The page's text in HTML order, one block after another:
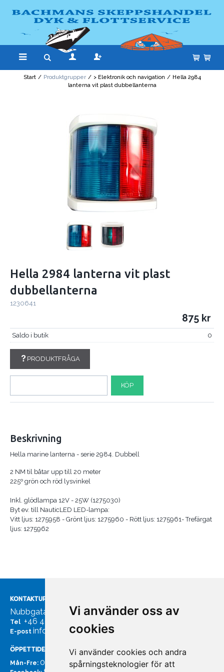
Vi använder oss av
cookies
Vi använder cookies och andra
spårningsteknologier för att
Start / Produktgrupper / > Elektronik och navigation / Hella 2984
lanterna vit plast dubbellanterna
Hella 2984 lanterna vit plast
dubbellanterna
1230641
875
Saldo i butik 0
PRODUKTFRÅGA
KÖP
Beskrivning
Hella marine lanterna - serie 2984. Dubbell
2 NM til båtar upp till 20 meter
225º grön och röd lysvinkel
Inkl. glödlampa 12V - 25W (1275030)
Byt ev. till NauticLED LED-lampa:
Vitt ljus: 1275958 - Grönt ljus: 1275960 - Rött ljus: 1275961- Trefärgat
ljus: 1275962
KONTAKTUPPGIFTER
Nubbgatan 7, 211 24 Malmö
Tel +46 40185561
E-post info@bachmans.se
ÖPPETTIDER
Mån-Fre: 07:00 - 16:00